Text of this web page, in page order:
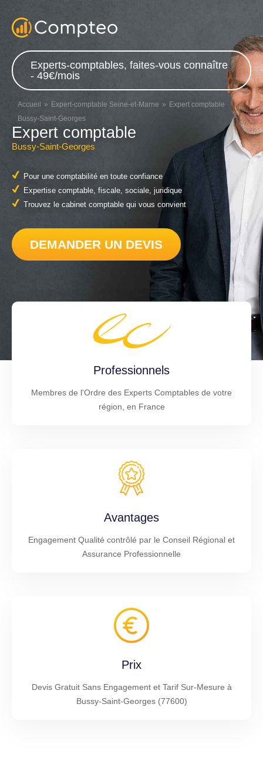
Experts-comptables, faites-vous connaître
- 49€/mois
Accueil Expert-comptable Seine-et-Marne
Expert comptable
Bussy-Saint-Georges
Expert comptable
Bussy-Saint-Georges
Pour une comptabilité en toute confiance
Expertise comptable, fiscale, sociale, juridique
Trouvez le cabinet comptable qui vous convient
DEMANDER UN DEVIS
Professionnels
Membres de l'Ordre des Experts Comptables de votre
région, en France
Avantages
Engagement Qualité contrôlé par le Conseil Régional et
Assurance Professionnelle
Prix
Devis Gratuit Sans Engagement et Tarif Sur-Mesure à
Bussy-Saint-Georges (77600)